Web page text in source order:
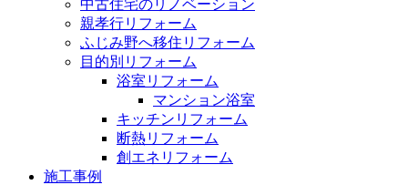
中古住宅のリノベーション
親孝行リフォーム
ふじみ野へ移住リフォーム
目的別リフォーム
浴室リフォーム
マンション浴室
キッチンリフォーム
断熱リフォーム
創エネリフォーム
施工事例